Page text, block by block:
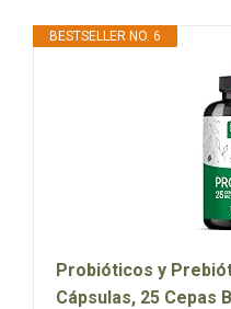
BESTSELLER NO. 6
Probióticos y
Cápsulas, 25 Cepas